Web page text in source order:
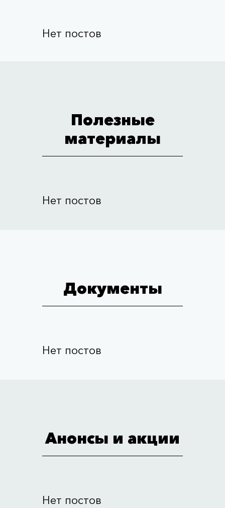
Нет постов
Полезные
материалы
Нет постов
Документы
Нет постов
Анонсы и акции
Нет постов